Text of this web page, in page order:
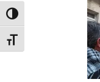
Toggle High Contrast
Toggle Font size